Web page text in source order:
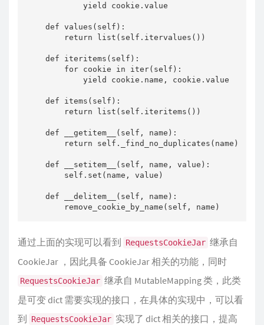
            yield cookie.value
    def values(self):
        return list(self.itervalues())
    def iteritems(self):
        for cookie in iter(self):
            yield cookie.name, cookie.value
    def items(self):
        return list(self.iteritems())
    def __getitem__(self, name):
        return self._find_no_duplicates(name)
    def __setitem__(self, name, value):
        self.set(name, value)
    def __delitem__(self, name):
        remove_cookie_by_name(self, name)
通过上面的实现可以看到 RequestsCookieJar 继承自
CookieJar ，因此具备 CookieJar 相关的功能，同时
RequestsCookieJar 继承自 MutableMapping 类，此类
是可变 dict 需要实现的接口，在具体的实现中，可以看
到 RequestsCookieJar 实现了 dict 相关的接口，提高